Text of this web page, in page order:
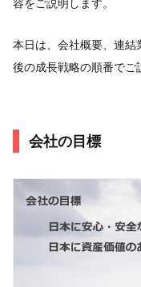
本日は、会社概要、連結
後の成長戦略の順番でご
会社の目標